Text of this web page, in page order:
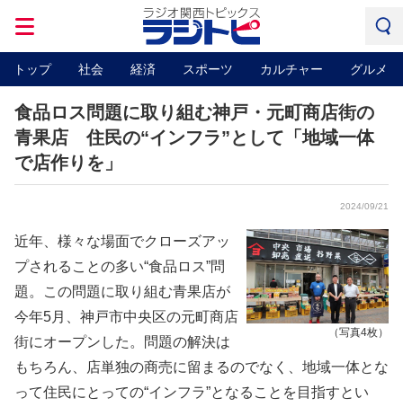
トップ 社会 経済 スポーツ カルチャー グルメ
食品ロス問題に取り組む神戸・元町商店街の
青果店 住民の“インフラ”として「地域一体
で店作りを」
2024/09/21
（写真4枚）
近年、様々な場面でクローズアッ
プされることの多い“食品ロス”問
題。この問題に取り組む青果店が
今年5月、神戸市中央区の元町商店
街にオープンした。問題の解決は
もちろん、店単独の商売に留まるのでなく、地域一体とな
って住民にとっての“インフラ”となることを目指すとい